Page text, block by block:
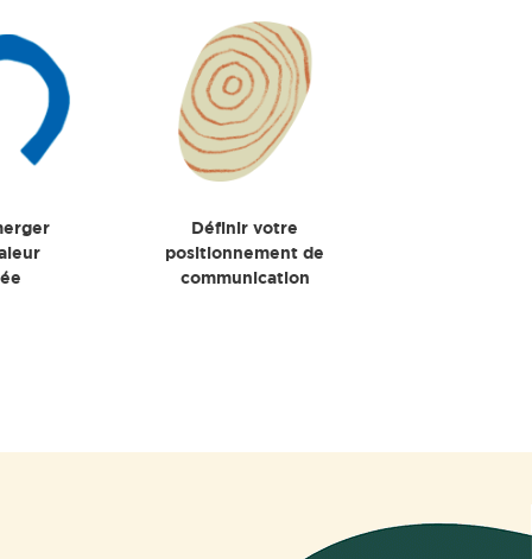
Définir votre
positionnement de
communication